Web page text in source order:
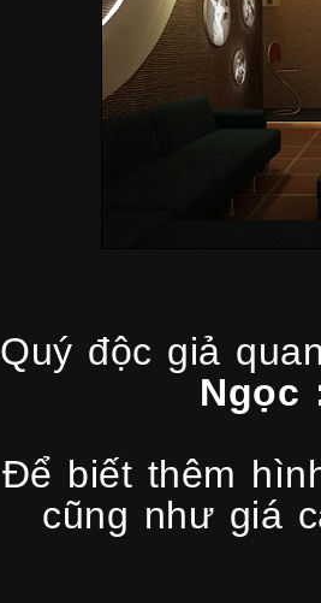
Quý độc giả
Ngọc
Để biết thêm
cũng như giá